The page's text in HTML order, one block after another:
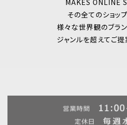
MAKES ONLINE
その全てのショッ
様々な世界観のブラ
ジャンルを超えてご